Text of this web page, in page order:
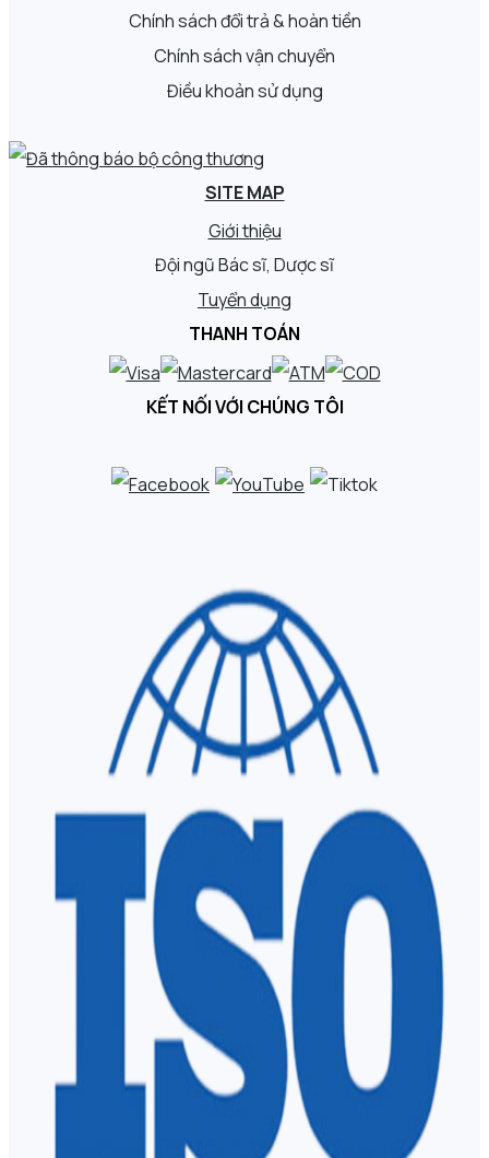
Chính sách đổi trả & hoàn tiền
Chính sách vận chuyển
Điều khoản sử dụng
SITE MAP
Giới thiệu
Đội ngũ Bác sĩ, Dược sĩ
Tuyển dụng
THANH TOÁN
KẾT NỐI VỚI CHÚNG TÔI